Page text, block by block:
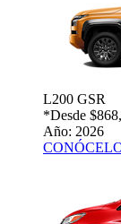
L200 GSR
*Desde
Año: 2026